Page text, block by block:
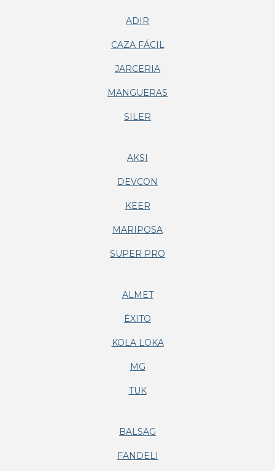
ADIR
CAZA FÁCIL
JARCERIA
MANGUERAS
SILER
AKSI
DEVCON
KEER
MARIPOSA
SUPER PRO
ALMET
ÉXITO
KOLA LOKA
MG
TUK
BALSAG
FANDELI